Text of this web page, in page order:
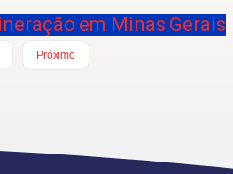
em Minas Gerais
Próximo